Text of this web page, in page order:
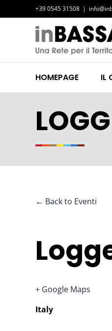
al
contenuto
+39 0545 31508 |
HOMEPAGE IL
← Back to Eventi
+ Google Maps
Italy